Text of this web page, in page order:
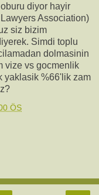
diyor hayir
Association)
siz bizim
Simdi toplu
dolmasinin
vize vs gocmenlik
yaklasik %66'lik zam
ÖS